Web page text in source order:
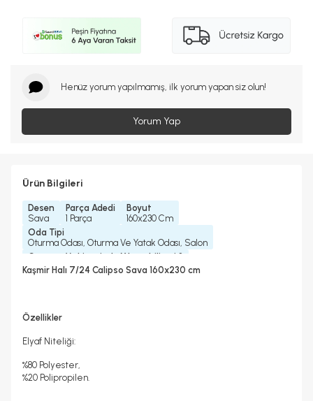
Henüz yorum yapılmamış, ilk yorum yapan siz olun!
Yorum Yap
Ürün Bilgileri
Desen
Sava
Parça Adedi
1 Parça
Boyut
160x230 Cm
Oda Tipi
Oturma Odası, Oturma Ve Yatak Odası, Salon
Çamaşır Makinesinde Yıkanabilir mi ?
Hayır
Hayır
3, 68
Kaşmir Halı 7/24 Calipso Sava 160x230 cm
Özellikler
Elyaf Niteliği:
%80 Polyester,
%20 Polipropilen.